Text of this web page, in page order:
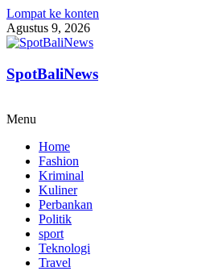
Lompat ke konten
Agustus 9, 2026
SpotBaliNews
Menu
Home
Fashion
Kriminal
Kuliner
Perbankan
Politik
sport
Teknologi
Travel